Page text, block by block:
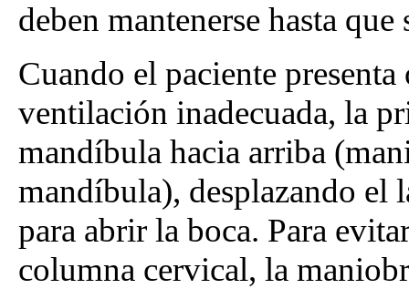
deben mantenerse hasta
Cuando el paciente
ventilación inadecuada, la
mandíbula hacia arriba
mandíbula), desplazando el
para abrir la boca. Para
columna cervical, la